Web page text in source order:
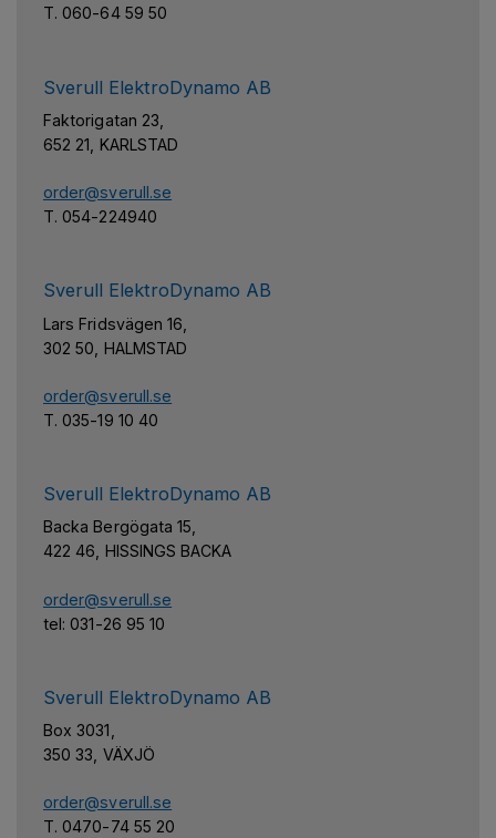
T. 060-64 59 50
Sverull ElektroDynamo AB
Faktorigatan 23,
652 21, KARLSTAD
order@sverull.se
T. 054-224940
Sverull ElektroDynamo AB
Lars Fridsvägen 16,
302 50, HALMSTAD
order@sverull.se
T. 035-19 10 40
Sverull ElektroDynamo AB
Backa Bergögata 15,
422 46, HISSINGS BACKA
order@sverull.se
tel: 031-26 95 10
Sverull ElektroDynamo AB
Box 3031,
350 33, VÄXJÖ
order@sverull.se
T. 0470-74 55 20